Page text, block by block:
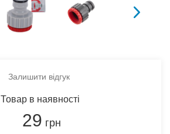
Залишити відгук
Товар в наявності
29 грн